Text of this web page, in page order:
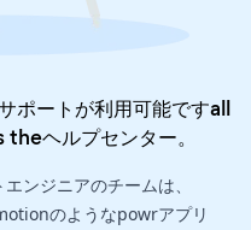
ートが利用可能ですall
theヘルプセンター。
ンジニアのチームは、
のようなpowrアプリ